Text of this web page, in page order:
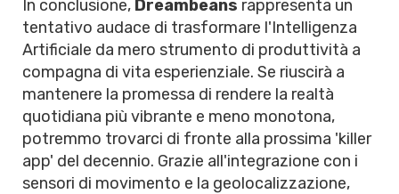
In conclusione, Dreambeans rappresenta un
tentativo audace di trasformare l'Intelligenza
Artificiale da mero strumento di produttività a
compagna di vita esperienziale. Se riuscirà a
mantenere la promessa di rendere la realtà
quotidiana più vibrante e meno monotona,
potremmo trovarci di fronte alla prossima 'killer
app' del decennio. Grazie all'integrazione con i
sensori di movimento e la geolocalizzazione,